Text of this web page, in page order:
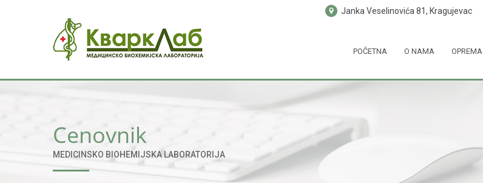
Janka Veselinovića 81, Kragujevac
POČETNA O NAMA OPREMA
Cenovnik
MEDICINSKO BIOHEMIJSKA LABORATORIJA